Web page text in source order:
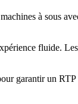
à sous
fluide.
garantir un